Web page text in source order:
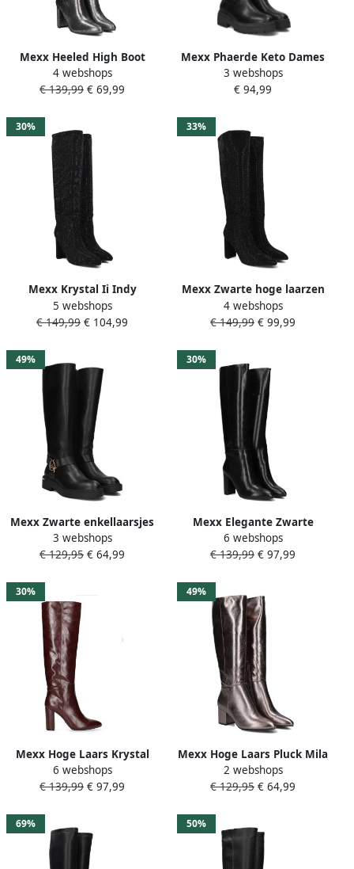
Mexx Heeled High Boot
Krystal Indy Silver Dames
4 webshops
€ 139,99 € 69,99
Mexx Phaerde Keto Dames
Hoge Laarzen Zwart Black
Dames
3 webshops
€ 94,99
30%
Mexx Krystal Ii Indy
Laarzen Textiel Dames
Zwart
5 webshops
€ 149,99 € 104,99
33%
Mexx Zwarte hoge laarzen
met strass-stenen Black
Dames
4 webshops
€ 149,99 € 99,99
49%
Mexx Zwarte enkellaarsjes
voor vrouwen Black Dames
3 webshops
€ 129,95 € 64,99
30%
Mexx Elegante Zwarte
Krystal Indy Laarzen Black
Dames
6 webshops
€ 139,99 € 97,99
30%
Mexx Hoge Laars Krystal
Indy Rood Vrouwen
Burgundy Rood
6 webshops
€ 139,99 € 97,99
49%
Mexx Hoge Laars Pluck Mila
Grijs Vrouwen Gun Metal
Grijs
2 webshops
€ 129,95 € 64,99
69% 50%